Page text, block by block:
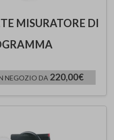
MISURATORE DI
NEGOZIO DA 220,00€